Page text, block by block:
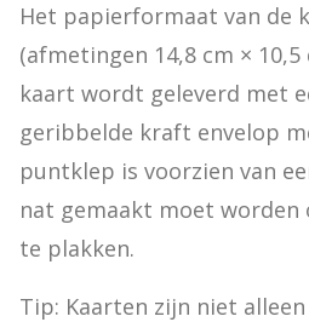
Het papierformaat van de
(afmetingen 14,8 cm × 10,5
kaart wordt geleverd met
geribbelde kraft envelop
puntklep is voorzien van
nat gemaakt moet worden
te plakken.
Tip: Kaarten zijn niet